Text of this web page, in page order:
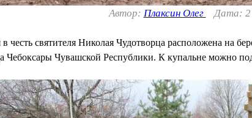
Автор: Плаксин Олег Дата: 2
честь святителя Николая Чудотворца расположена на
Чебоксары Чувашской Республики. К купальне можно